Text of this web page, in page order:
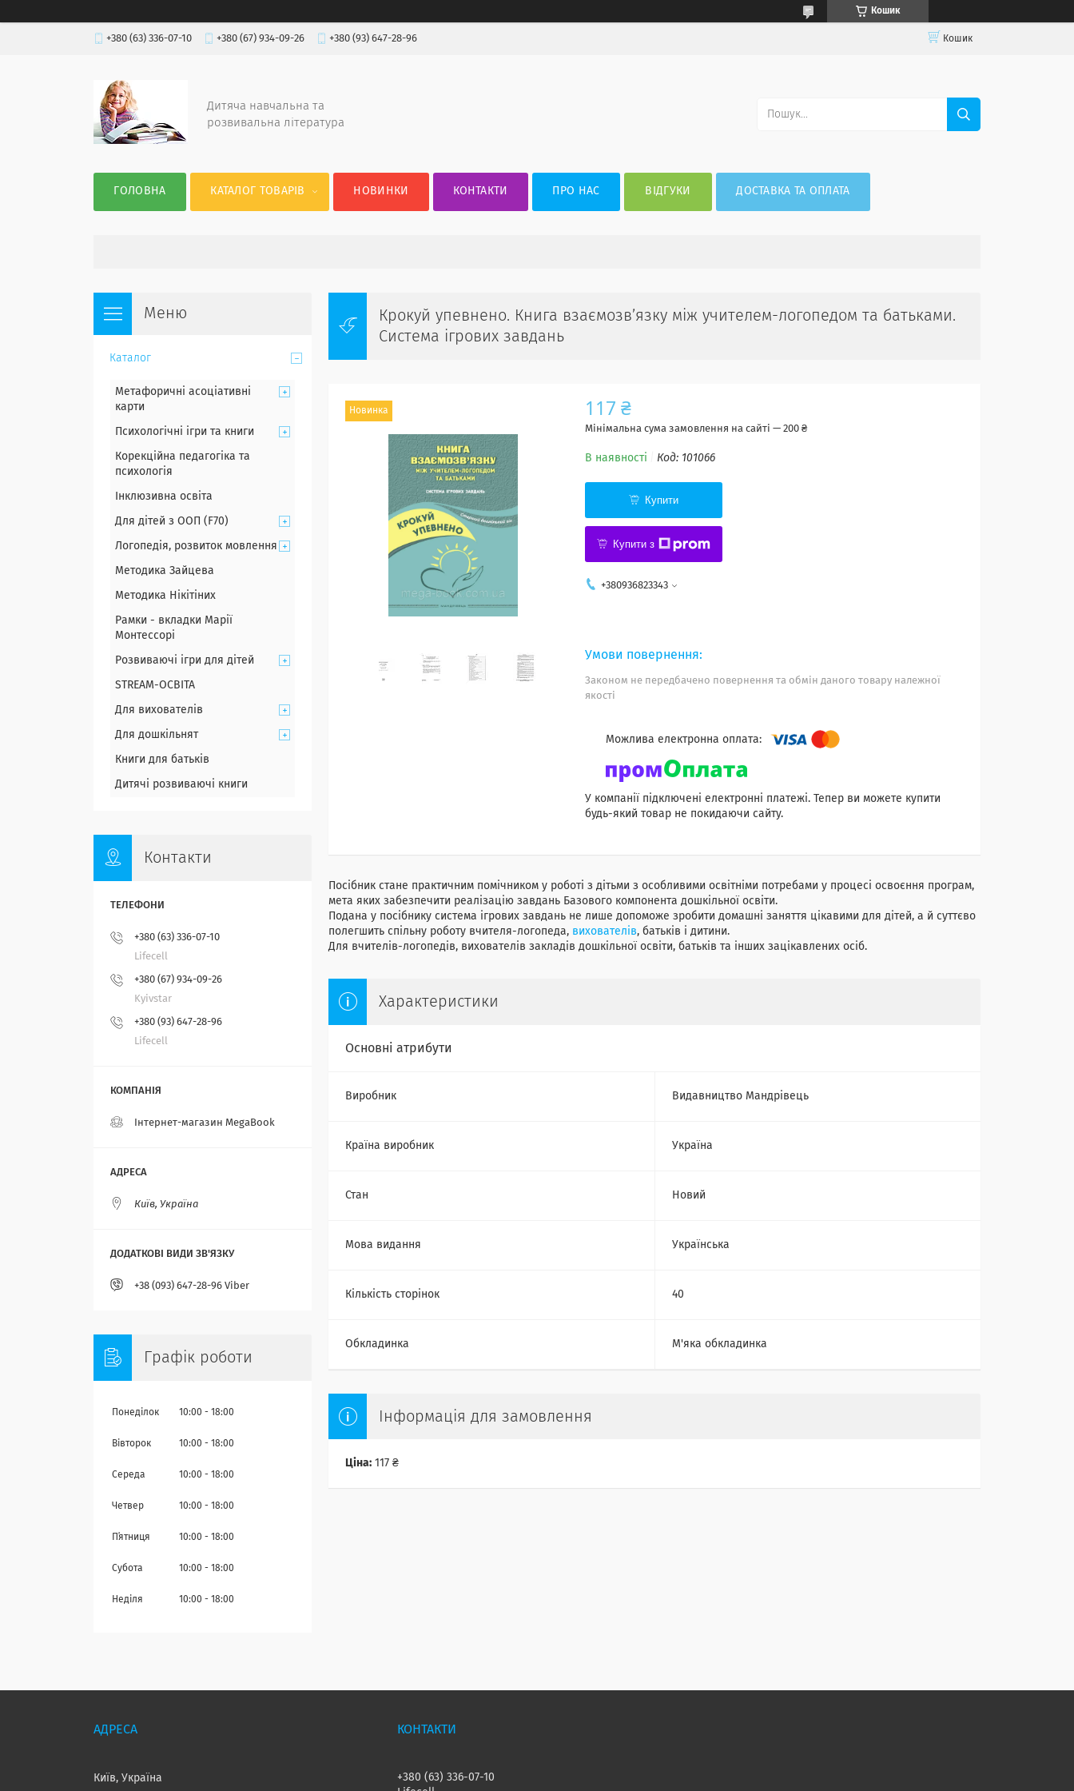
Кошик
+380 (63) 336-07-10 +380 (67) 934-09-26 +380 (93) 647-28-96 Кошик
Дитяча навчальна та
розвивальна література
ГОЛОВНА КАТАЛОГ ТОВАРІВ НОВИНКИ КОНТАКТИ ПРО НАС ВІДГУКИ ДОСТАВКА ТА ОПЛАТА
Крокуй упевнено. Книга взаємозв’язку між учителем-логопедом та батьками.
Система ігрових завдань
Новинка 117 ₴
Мінімальна сума замовлення на сайті — 200 ₴
В наявності Код: 101066
Купити
Купити з
+380936823343
Законом не передбачено повернення та обмін даного товару належної
якості
У компанії підключені електронні платежі. Тепер ви можете купити
будь-який товар не покидаючи сайту.
Посібник стане практичним помічником у роботі з дітьми з особливими освітніми потребами у процесі освоєння програм,
мета яких забезпечити реалізацію завдань Базового компонента дошкільної освіти.
Подана у посібнику система ігрових завдань не лише допоможе зробити домашні заняття цікавими для дітей, а й суттєво
полегшить спільну роботу вчителя-логопеда, вихователів, батьків і дитини.
Для вчителів-логопедів, вихователів закладів дошкільної освіти, батьків та інших зацікавлених осіб.
Характеристики
Основні атрибути
Виробник Видавництво Мандрівець
Країна виробник Україна
Стан Новий
Мова видання Українська
Кількість сторінок 40
Обкладинка М'яка обкладинка
Інформація для замовлення
Ціна: 117 ₴
Каталог
Метафоричні асоціативні
карти
Психологічні ігри та книги
Корекційна педагогіка та
психологія
Інклюзивна освіта
Для дітей з ООП (F70)
Логопедія, розвиток мовлення
Методика Зайцева
Методика Нікітіних
Рамки - вкладки Марії
Монтессорі
Розвиваючі ігри для дітей
STREAM-ОСВІТА
Для вихователів
Для дошкільнят
Книги для батьків
Дитячі розвиваючі книги
Контакти
+380 (63) 336-07-10
Lifecell
+380 (67) 934-09-26
Kyivstar
+380 (93) 647-28-96
Lifecell
Інтернет-магазин MegaBook
Київ, Україна
+38 (093) 647-28-96 Viber
Графік роботи
Понеділок 10:00 18:00
Вівторок 10:00 18:00
Середа 10:00 18:00
Четвер 10:00 18:00
Пʼятниця 10:00 18:00
Субота 10:00 18:00
Неділя 10:00 18:00
Київ, Україна
+380 (63) 336-07-10